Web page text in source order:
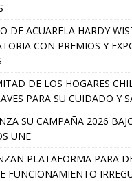
DE ACUARELA HARDY
CON PREMIOS Y
DE LOS HOGARES
PARA SU CUIDADO Y
SU CAMPAÑA 2026
UNE
PLATAFORMA PARA
FUNCIONAMIENTO